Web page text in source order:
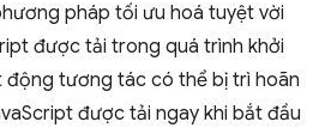
pháp tối ưu hoá tuyệt vời
được tải trong quá trình khởi
tương tác có thể bị trì hoãn
được tải ngay khi bắt đầu